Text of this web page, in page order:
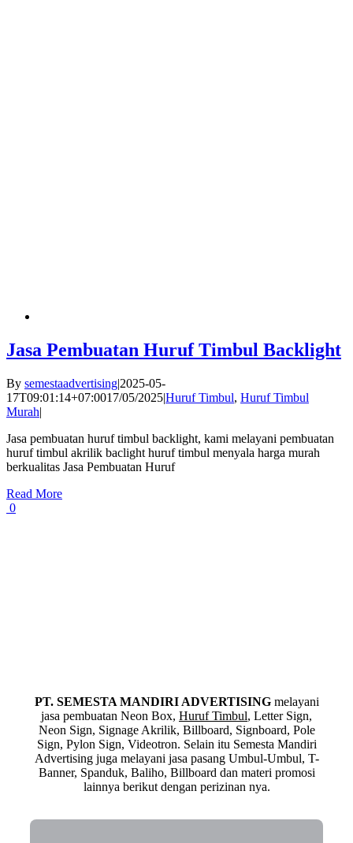
Jasa Pembuatan Huruf Timbul Backlight
By semestaadvertising|2025-05-
17T09:01:14+07:0017/05/2025|Huruf Timbul, Huruf Timbul
Murah|
Jasa pembuatan huruf timbul backlight, kami melayani pembuatan
huruf timbul akrilik baclight huruf timbul menyala harga murah
berkualitas Jasa Pembuatan Huruf
Read More
0
PT. SEMESTA MANDIRI ADVERTISINGmelayani
jasa pembuatan Neon Box, Huruf Timbul, Letter Sign,
Neon Sign, Signage Akrilik, Billboard, Signboard, Pole
Sign, Pylon Sign, Videotron. Selain itu Semesta Mandiri
Advertising juga melayani jasa pasang Umbul-Umbul, T-
Banner, Spanduk, Baliho, Billboard dan materi promosi
lainnya berikut dengan perizinan nya.